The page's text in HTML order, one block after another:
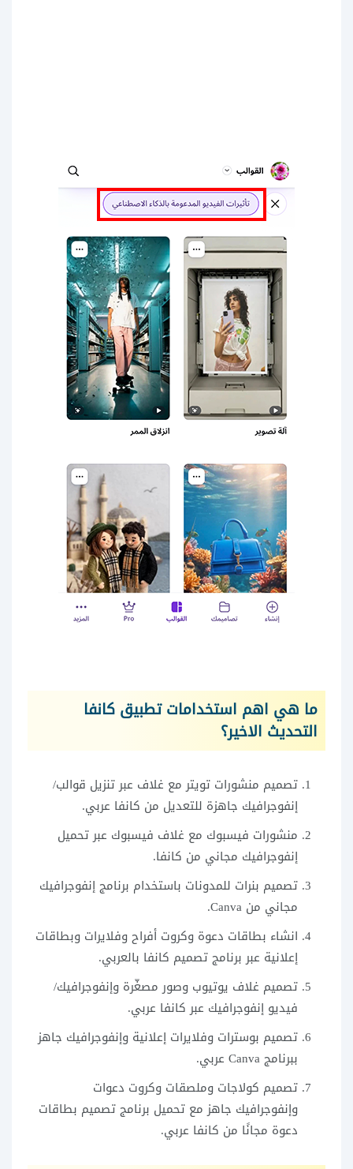
ما هي اهم استخدامات تطبيق كانفا
التحديث الاخير؟
تصميم منشورات تويتر مع غلاف عبر تنزيل قوالب/
إنفوجرافيك جاهزة للتعديل من كانفا عربي.
منشورات فيسبوك مع غلاف فيسبوك عبر تحميل
إنفوجرافيك مجاني من كانفا.
تصميم بنرات للمدونات باستخدام برنامج إنفوجرافيك
مجاني من Canva.
انشاء بطاقات دعوة وكروت أفراح وفلايرات وبطاقات
إعلانية عبر برنامج تصميم كانفا بالعربي.
تصميم غلاف يوتيوب وصور مصغّرة وإنفوجرافيك/
فيديو إنفوجرافيك عبر كانفا عربي.
تصميم بوسترات وفلايرات إعلانية وإنفوجرافيك جاهز
ببرنامج Canva عربي.
تصميم كولاجات وملصقات وكروت دعوات
وإنفوجرافيك جاهز مع تحميل برنامج تصميم بطاقات
دعوة مجانًا من كانفا عربي.